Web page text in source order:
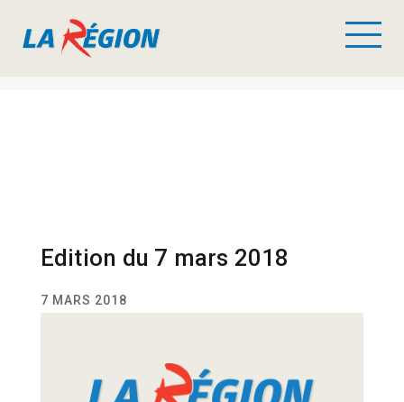
Edition du 7 mars 2018
7 MARS 2018